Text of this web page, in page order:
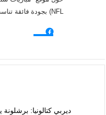
NFL) بجودة فائقة تناسب جميع سرعات الإنترنت. نحن نسعى لتوفير تجربة مشاهدة غامرة وسهلة للمشجع العربي، بعيداً عن التعقيد وبأقل قدر من الإعلانات المزعجة.
ديربي كتالونيا: